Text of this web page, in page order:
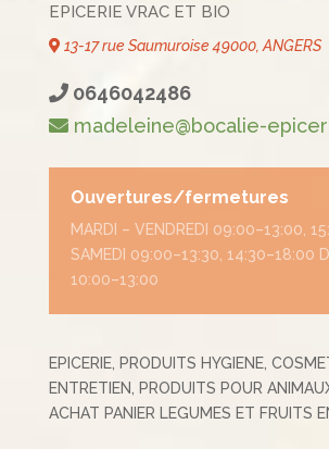
EPICERIE VRAC ET BIO
13-17 rue Saumuroise 49000, ANGERS
0646042486
madeleine@bocalie-
Ouvertures/fermetures
MARDI – VENDREDI 09:00–13:00,
SAMEDI 09:00–13:30, 14:30–18:00
10:00–13:00
EPICERIE, PRODUITS HYGIENE,
ENTRETIEN, PRODUITS POUR
ACHAT PANIER LEGUMES ET FRUITS